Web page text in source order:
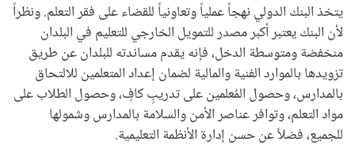
يتخذ البنك الدولي نهجاً عملياً وتعاونياً للقضاء على فقر التعلم. ونظراً
لأن البنك يعتبر أكبر مصدر للتمويل الخارجي للتعليم في البلدان
منخفضة ومتوسطة الدخل، فإنه يقدم مساندته للبلدان عن طريق
تزويدها بالموارد الفنية والمالية لضمان إعداد المتعلمين للالتحاق
بالمدارس، وحصول المُعلمين على تدريبٍ كافٍ، وحصول الطلاب على
مواد التعلم، وتوافر عناصر الأمن والسلامة بالمدارس وشمولها
للجميع، فضلاً عن حسن إدارة الأنظمة التعليمية.